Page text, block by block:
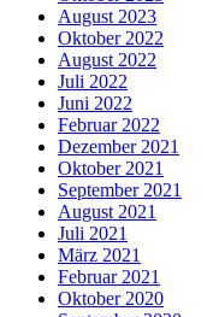
August 2023
Oktober 2022
August 2022
Juli 2022
Juni 2022
Februar 2022
Dezember 2021
Oktober 2021
September 2021
August 2021
Juli 2021
März 2021
Februar 2021
Oktober 2020